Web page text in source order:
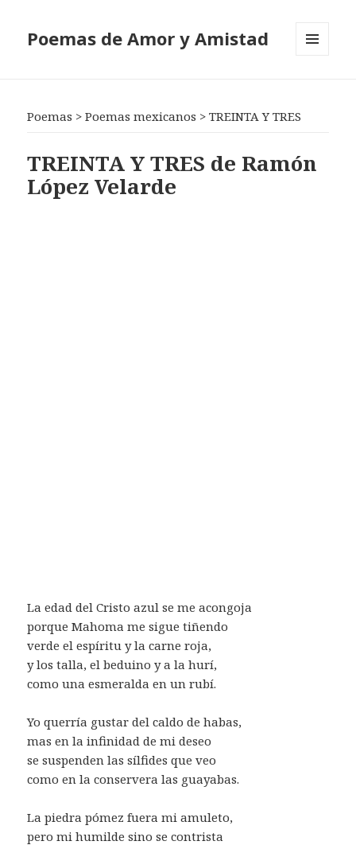
Poemas de Amor y Amistad
Poemas >Poemas mexicanos >TREINTA Y TRES
TREINTA Y TRES de Ramón
López Velarde
La edad del Cristo azul se me acongoja
porque Mahoma me sigue tiñendo
verde el espíritu y la carne roja,
y los talla, el beduino y a la hurí,
como una esmeralda en un rubí.
Yo querría gustar del caldo de habas,
mas en la infinidad de mi deseo
se suspenden las sílfides que veo
como en la conservera las guayabas.
La piedra pómez fuera mi amuleto,
pero mi humilde sino se contrista